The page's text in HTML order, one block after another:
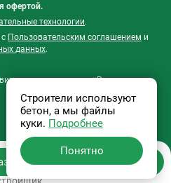
телефон
офертой.
технологии.
Пользовательским соглашением и
данных.
недвижимости России.
Строители используют
бетон, а мы файлы
куки. Подробнее
Понятно